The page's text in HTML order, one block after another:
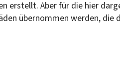
erstellt. Aber für die hier
übernommen werden,